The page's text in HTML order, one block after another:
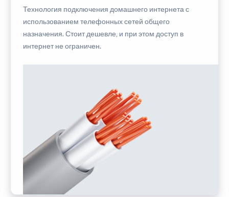
Технология подключения домашнего интернета с
использованием телефонных сетей общего
назначения. Стоит дешевле, и при этом доступ в
интернет не ограничен.